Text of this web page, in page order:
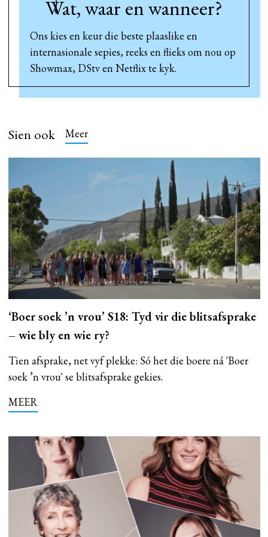
Wat, waar en wanneer?
Ons kies en keur die beste plaaslike en
internasionale sepies, reeks en flieks om nou op
Showmax, DStv en Netflix te kyk.
Sien ook Meer
‘Boer soek ’n vrou’ S18: Tyd vir die blitsafsprake
– wie bly en wie ry?
Tien afsprake, net vyf plekke: Só het die boere ná 'Boer
soek ’n vrou' se blitsafsprake gekies.
MEER